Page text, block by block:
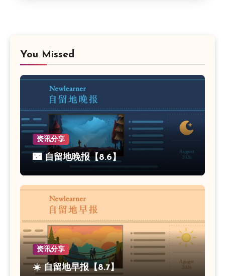
You Missed
资讯分享
🌃 自留地晚报【8.6】
资讯分享
☀️ 自留地早报【8.7】